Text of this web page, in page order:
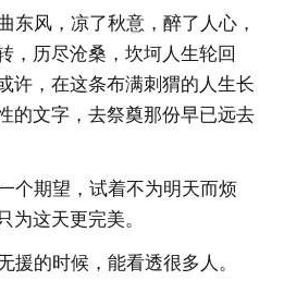
东风，凉了秋意，醉了人心，
，历尽沧桑，坎坷人生轮回
许，在这条布满刺猬的人生长
的文字，去祭奠那份早已远去
个期望，试着不为明天而烦
为这天更完美。
援的时候，能看透很多人。